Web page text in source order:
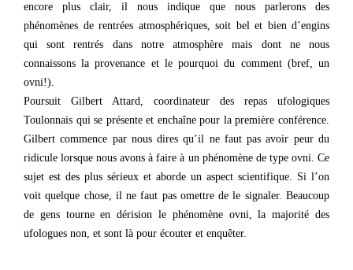
encore plus clair, il nous indique que nous parlerons des
phénomènes de rentrées atmosphériques, soit bel et bien d’engins
qui sont rentrés dans notre atmosphère mais dont ne nous
connaissons la provenance et le pourquoi du comment (bref, un
ovni!).
Poursuit Gilbert Attard, coordinateur des repas ufologiques
Toulonnais qui se présente et enchaîne pour la première conférence.
Gilbert commence par nous dires qu’il ne faut pas avoir peur du
ridicule lorsque nous avons à faire à un phénomène de type ovni. Ce
sujet est des plus sérieux et aborde un aspect scientifique. Si l’on
voit quelque chose, il ne faut pas omettre de le signaler. Beaucoup
de gens tourne en dérision le phénomène ovni, la majorité des
ufologues non, et sont là pour écouter et enquêter.